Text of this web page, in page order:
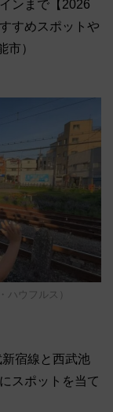
ンまで【2026
すめスポットや
市）
ハウフルス）
宿線と西武池
スポットを当て